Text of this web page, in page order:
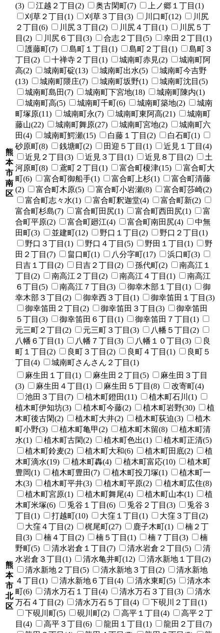
熊
本
市
南
区
(3)
江越２丁目(2) 奥古閑町(7)
上ノ郷１丁目(1)
刈草２丁目(1)
刈草３丁目(3) 川口町(12)
川尻
２丁目(6)
川尻３丁目(2) 川尻４丁目(1)
川尻５丁
目(2)
川尻６丁目(3) 合志２丁目(5)
幸田２丁目(1)
護藤町(7)
島町１丁目(1) 島町２丁目(1)
島町３
丁目(2)
十禅寺２丁目(1) 城南町赤見(2)
城南町阿
高(2)
城南町碇(13) 城南町出水(5)
城南町今吉野
(13)
城南町隈庄(7) 城南町坂野(1)
城南町沈目(5)
城南町島田(7)
城南町下宮地(18)
城南町陳内(1)
城南町高(5)
城南町千町(6) 城南町築地(2)
城南
町塚原(11)
城南町永(7) 城南町東阿高(21)
城南町
藤山(22)
城南町舞原(27) 城南町宮地(2)
城南町六
田(4)
城南町鰐瀬(15) 白藤１丁目(2)
白石町(1)
砂原町(8)
銭塘町(2) 田迎５丁目(1)
近見１丁目(4)
近見２丁目(3)
近見３丁目(1) 近見８丁目(2)
土
河原町(8)
鳶町２丁目(1) 富合町榎津(15)
富合町大
町(6)
富合町御船手(1) 富合町上杉(1)
富合町清藤
(2)
富合町木原(5) 富合町小岩瀬(8)
富合町莎崎(2)
富合町志々水(1)
富合町釈迦堂(4)
富合町新(2)
富合町杉島(7)
富合町田尻(1) 富合町西田尻(1)
富
合町平原(2)
富合町廻江(4) 富合町南田尻(4)
中無
田町(3)
並建町(12) 野口１丁目(2)
野口２丁目(1)
野口３丁目(1)
野口４丁目(5) 野田１丁目(1)
野
田２丁目(7)
畠口町(1) 八分字町(17)
浜口町(3)
日吉１丁目(2)
日吉２丁目(2) 孫代町(2)
南高江１
丁目(2)
南高江２丁目(2) 南高江４丁目(1)
南高江
６丁目(5)
南高江７丁目(3) 御幸木部１丁目(1)
御
幸木部３丁目(2)
御幸西３丁目(1)
御幸笛田１丁目(3)
御幸笛田２丁目(2)
御幸笛田３丁目(3)
御幸笛田
５丁目(3)
御幸笛田６丁目(1)
御幸笛田７丁目(1)
元三町２丁目(2)
元三町３丁目(3)
八幡５丁目(2)
八幡６丁目(1)
八幡７丁目(3) 八幡１０丁目(3)
良
町１丁目(2)
良町３丁目(2) 良町４丁目(1)
良町５
丁目(4)
城南町さんさん２丁目(1)
熊
本
市
北
区
麻生田１丁目(1) 麻生田２丁目(5)
麻生田３丁目
(3)
麻生田４丁目(1) 麻生田５丁目(8)
改寄町(4)
池田３丁目(7)
植木町鐙田(11)
植木町石川(1)
植木町伊知坊(3)
植木町今藤(2) 植木町岩野(30)
植
木町後古閑(2)
植木町大井(2) 植木町荻迫(3)
植木
町小野(3)
植木町亀甲(2) 植木町木留(8)
植木町清
水(1)
植木町古閑(2) 植木町色出(1)
植木町正清(5)
植木町鈴麦(2)
植木町大和(6) 植木町田底(2)
植
木町滴水(19)
植木町轟(4) 植木町富応(10)
植木町
豊岡(1)
植木町豊田(7) 植木町投刀塚(1)
植木町一
木(3)
植木町平井(3) 植木町平原(2)
植木町広住(8)
植木町宮原(1)
植木町舞尾(4) 植木町山本(1)
植
木町米塚(6)
兎谷１丁目(6) 兎谷２丁目(3)
兎谷３
丁目(1)
打越町(10) 大窪１丁目(1)
大窪３丁目(2)
大窪４丁目(2)
梶尾町(27) 鹿子木町(1)
楠２丁
目(3)
楠４丁目(2) 楠５丁目(1) 楠７丁目(3)
楠
野町(5)
清水岩倉１丁目(7) 清水岩倉２丁目(5)
清
水岩倉３丁目(1)
清水亀井町(12)
清水新地１丁目(2)
清水新地２丁目(5)
清水新地３丁目(2)
清水新地
４丁目(1)
清水新地６丁目(4) 清水東町(5)
清水本
町(6)
清水万石１丁目(4) 清水万石３丁目(3)
清水
万石４丁目(2)
清水万石５丁目(4)
下硯川２丁目(1)
下硯川町(5)
硯川町(2) 高平１丁目(4)
高平２丁
目(4)
高平３丁目(6) 龍田１丁目(1)
龍田２丁目(7)